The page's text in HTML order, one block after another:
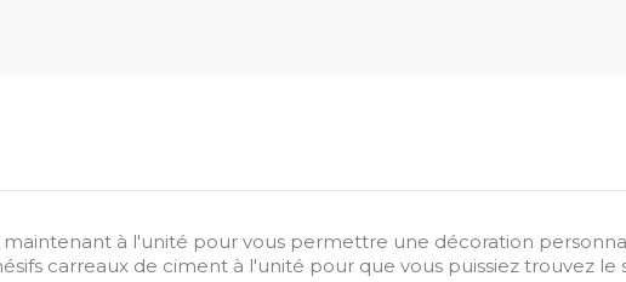
à l'unité pour vous permettre une décoration
carreaux de ciment à l'unité pour que vous puissiez trouvez le